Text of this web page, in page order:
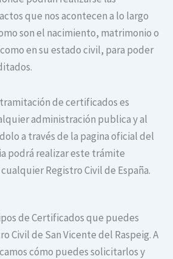
que nos acontecen a lo largo
son el nacimiento, matrimonio o
en su estado civil, para poder
de certificados es
administración publica y al
a través de la pagina oficial del
podrá realizar este trámite
Registro Civil de España.
de Certificados que puedes
Civil de San Vicente del Raspeig. A
cómo puedes solicitarlos y